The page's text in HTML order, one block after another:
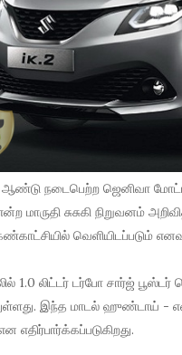
நடைபெற்ற ஜெனிவா
மாருதி சுசுகி நிறுவனம்
வெளியிடப்படும்
1.0 லிட்டர் டர்போ சார்ஜ்
இந்த மாடல் ஹுண்டாய் -
எதிர்பார்க்கப்படுகிறது.